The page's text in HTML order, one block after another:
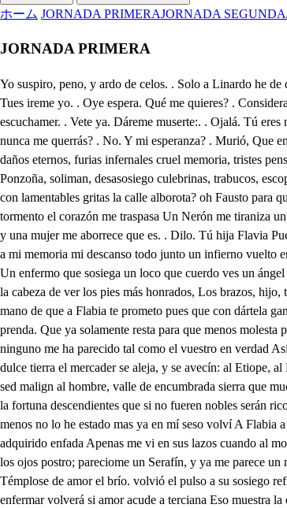
ホーム JORNADA PRIMERAJORNADA SEGUNDA
JORNADA PRIMERA
Yo suspiro, peno, y ardo de celos. . Solo a Linardo he de querer. . Desespero. Vete, no me canses más Gustas que me vaya? . Sí Qué he de perderte, ay de mí. Terrible, y pesado estás; no te vas? . No puedo ingrata, Tues ireme yo. . Oye espera. Qué me quieres? . Considera que aquese desdén me mata. Huyendo me voy de ti. Aguarda un poco. Flano aguardo. Aquese desdén gallardo A he d. Vete Fausto. Bella Flavia escuchamer. . Vete ya. Dáreme muserte:. . Ojalá. Tú eres mi bien . Tú mi rabia Óyeme, . Será imposible Cruel eres. . Si lo soy: vete, acaba: . Loco estoy, eres mujera . Soy terrible. Lloro mi mal . Yo lo canto Qué nunca me querrás? . No. Y mi esperanza? . Murió, Que en fin me desprecies tanto por Linardo. . Por el muero he de adorar siempre en ti Castigos, maldición, penas, tormentos sierpes terribles, bívoras mortales daños eternos, furias infernales cruel memoria, tristes pensamientos cielos, planetas, nuves, elementos truenos, pedrisco, terromotos, male montes, desiertos, plantas, y animales morines, guerras, riñas, monimientos. Ponzoña, soliman, desasosiego culebrinas, trabucos, escopetas furor, celos pasión, enojos, rabia rayos, volcanes, Mongíbelos, fuego dardos, venablos, lanzas, y saetas matadme todos, pues lo quiere Fla (via Quién con lamentables gritas la calle alborota? oh Fausto para que te precipitas dime tu mal, que si basto a remediarle me incitas Qué daño, o fortuna escasa a la puertas de mi cas aníquila tu contento: Ay Claudio noble, un tormento el corazón me traspasa Un Nerón me tiraniza un ladrón me roba el alma un fuego me hace ceniza un desdén me tiene en calm Un ángel mi gusto agravia un ángel me desvanece, un desdén me causa rabia y una mujer me aborrece que es. . Dilo. Tú hija Flavia Pues esa pena amorosa, esa rabia recelosa. ese tormento, ese fuego no tendrá, Fausto, sosiego si te la doy por esposa! Qué dices? verás al punto que eso llegue a mi memoria mi descanso todo junto un infierno vuelto en gloria resucitado un difunto Un diamante enternecido un imposible adquirido un tormento que descansa una Tigre Hircana mansa, un enemigo rendido Un enfermo que sosiega un loco que cuerdo ves un ángel que al puerto llega y un triste besar tus pies que por su vida te ruega Alza que están agraviados Fausto, de que tu nobleza los haga ser mal criados y se enoja la cabeza de ver los pies más honrados, Los brazos, hijo, te doy, y en ellos el dulce sí de Flabia. . Cielos, soy yo mismo el que gozo aquí la gloria que adquiero hoy Por yerno desde hoy te acepto y te doy en fe la mano de que a Flabia te prometo pues que con dártela gana un hijo rico, y discreto